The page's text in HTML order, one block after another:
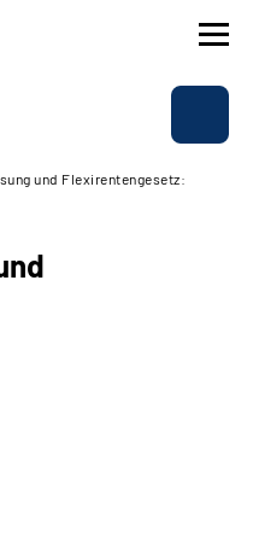
und Flexirentengesetz: